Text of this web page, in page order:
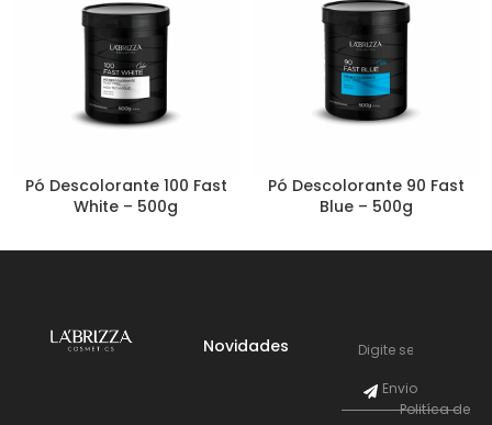
Pó Descolorante 100 Fast
White – 500g
Pó Descolorante 90 Fast
Blue – 500g
Novidades
Envio
Politíca de